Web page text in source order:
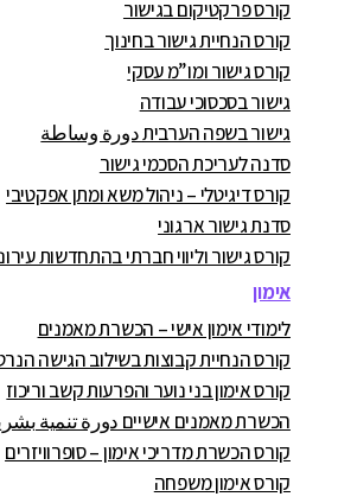
קורס פרקטיקום בגישור
קורס הנחיית גישור בחינוך
קורס גישור ומו”מ עסקי
גישור בסכסוכי עבודה
גישור בשפה הערבית دورة وساطة
סדנה לעריכת הסכמי גישור
קורס דיגיטלי – ניהול משא ומתן אפקטיבי
סדנת גישור ארגוני
קורס גישור וליווי חברתי בהתחדשות
אימון
לימודי אימון אישי – הכשרת מאמנים
קורס הנחיית קבוצות בשילוב הגישה
קורס אימון בני נוער והפרעות קשב וריכוז
הכשרת מאמנים אישיים دورة تنمية
קורס הכשרת מדריכי אימון – סופרוויזרים
קורס אימון משפחה